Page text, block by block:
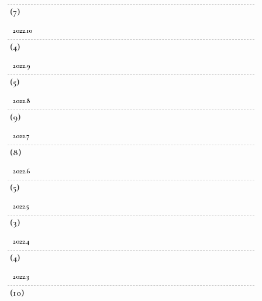
(7)
2022.10
(4)
2022.9
(5)
2022.8
(9)
2022.7
(8)
2022.6
(5)
2022.5
(3)
2022.4
(4)
2022.3
(10)